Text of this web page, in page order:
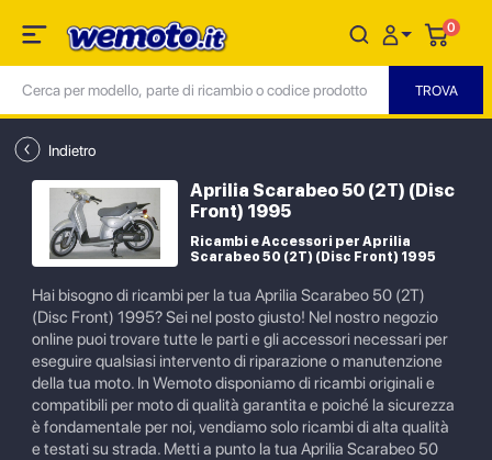
0
Indietro
Aprilia Scarabeo 50 (2T) (Disc
Front) 1995
Ricambi e Accessori per Aprilia
Scarabeo 50 (2T) (Disc Front) 1995
Hai bisogno di ricambi per la tua Aprilia Scarabeo 50 (2T)
(Disc Front) 1995? Sei nel posto giusto! Nel nostro negozio
online puoi trovare tutte le parti e gli accessori necessari per
eseguire qualsiasi intervento di riparazione o manutenzione
della tua moto. In Wemoto disponiamo di ricambi originali e
compatibili per moto di qualità garantita e poiché la sicurezza
è fondamentale per noi, vendiamo solo ricambi di alta qualità
e testati su strada. Metti a punto la tua Aprilia Scarabeo 50